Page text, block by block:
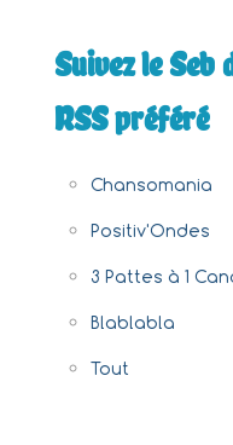
Suivez le Seb
RSS préféré
Chansomania
Positiv'Ondes
3 Pattes à 1
Blablabla
Tout